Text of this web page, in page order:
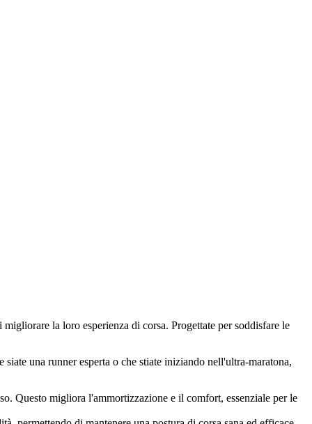
la loro esperienza di corsa. Progettate per soddisfare le
una runner esperta o che stiate iniziando nell'ultra-maratona,
Questo migliora l'ammortizzazione e il comfort, essenziale per le